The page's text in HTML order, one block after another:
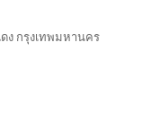
ง กรุงเทพมหานคร